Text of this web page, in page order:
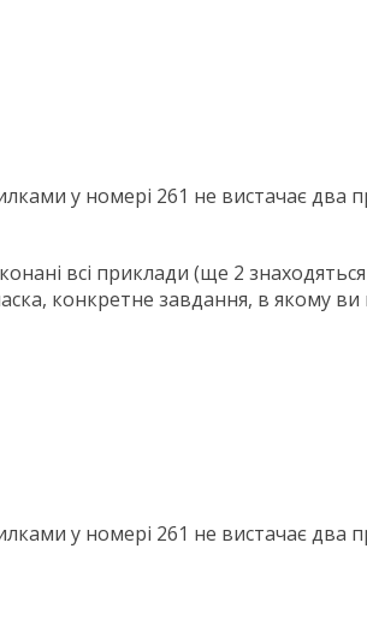
у номері 261 не вистачає два
всі приклади (ще 2
конкретне завдання, в якому
у номері 261 не вистачає два